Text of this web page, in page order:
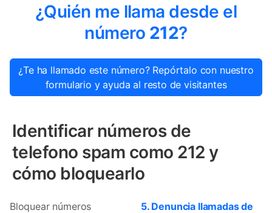
¿Quién me llama desde el
número 212?
¿Te ha llamado este número? Repórtalo con nuestro
formulario y ayuda al resto de visitantes
Identificar números de
telefono spam como 212 y
cómo bloquearlo
Bloquear números
5. Denuncia llamadas de